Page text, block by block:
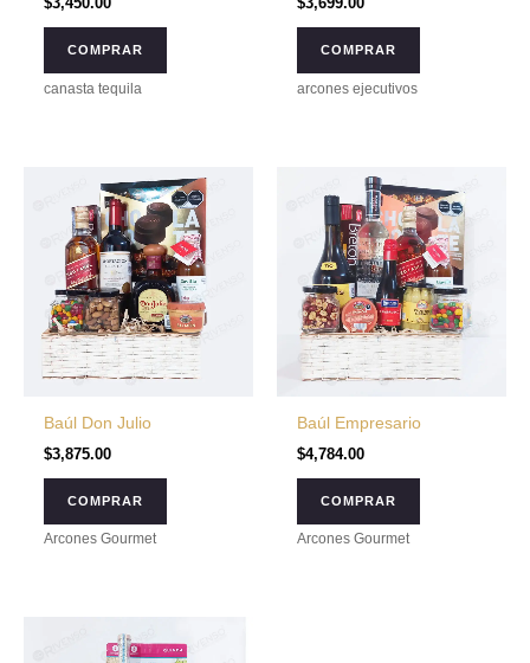
$3,450.00
COMPRAR
canasta tequila
$3,699.00
COMPRAR
arcones ejecutivos
Baúl Don Julio
$3,875.00
COMPRAR
Arcones Gourmet
Baúl Empresario
$4,784.00
COMPRAR
Arcones Gourmet